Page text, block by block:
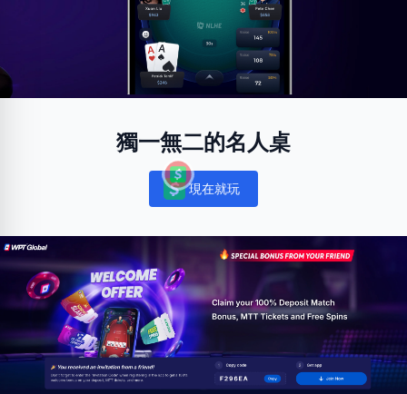
獨一無二的名人桌
Notifications
現在就玩